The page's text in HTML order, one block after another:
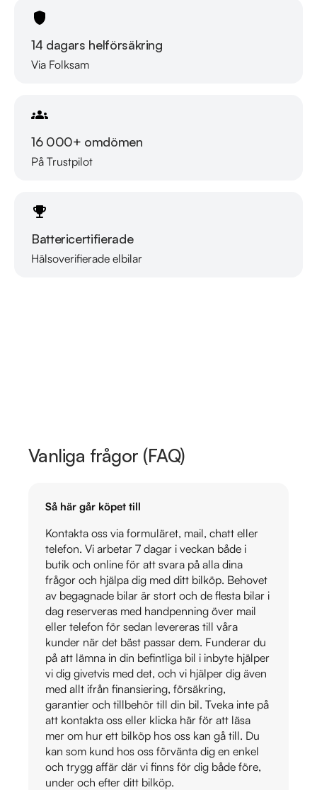
14 dagars helförsäkring
Via Folksam
16 000+ omdömen
På Trustpilot
Battericertifierade
Hälsoverifierade elbilar
Läs mer om oss
Vanliga frågor (FAQ)
Så här går köpet till
Kontakta oss via formuläret, mail, chatt eller
telefon. Vi arbetar 7 dagar i veckan både i
butik och online för att svara på alla dina
frågor och hjälpa dig med ditt bilköp. Behovet
av begagnade bilar är stort och de flesta bilar i
dag reserveras med handpenning över mail
eller telefon för sedan levereras till våra
kunder när det bäst passar dem. Funderar du
på att lämna in din befintliga bil i inbyte hjälper
vi dig givetvis med det, och vi hjälper dig även
med allt ifrån finansiering, försäkring,
garantier och tillbehör till din bil. Tveka inte på
att kontakta oss eller klicka här för att läsa
mer om hur ett bilköp hos oss kan gå till. Du
kan som kund hos oss förvänta dig en enkel
och trygg affär där vi finns för dig både före,
under och efter ditt bilköp.